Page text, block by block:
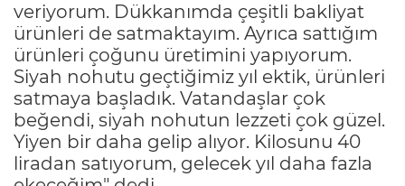
veriyorum. Dükkanımda çeşitli bakliyat
ürünleri de satmaktayım. Ayrıca sattığım
ürünleri çoğunu üretimini yapıyorum.
Siyah nohutu geçtiğimiz yıl ektik, ürünleri
satmaya başladık. Vatandaşlar çok
beğendi, siyah nohutun lezzeti çok güzel.
Yiyen bir daha gelip alıyor. Kilosunu 40
liradan satıyorum, gelecek yıl daha fazla